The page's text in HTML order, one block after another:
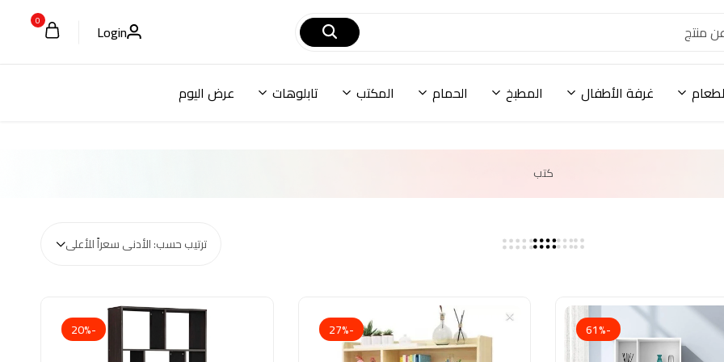
Login
0
غرفة الأطفال المطبخ الحمام المكتب تابلوهات عرض اليوم
كتب
ترتيب حسب: الأدنى سعراً للأعلى
-61%
-27%
-20%